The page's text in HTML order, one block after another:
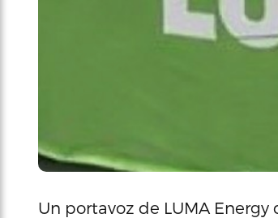
Un portavoz de LUMA